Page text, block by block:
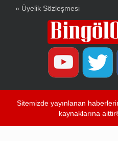
» Üyelik Sözleşmesi
Sitemizde yayınlanan
kaynaklarına